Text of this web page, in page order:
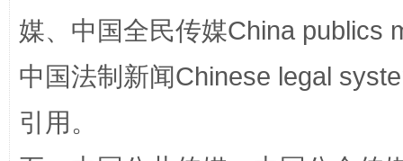
媒、中国全民传媒China publics
中国法制新闻Chinese legal
引用。